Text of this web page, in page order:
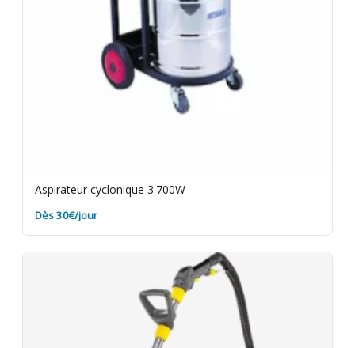
Aspirateur cyclonique 3.700W
Dès 30€/jour